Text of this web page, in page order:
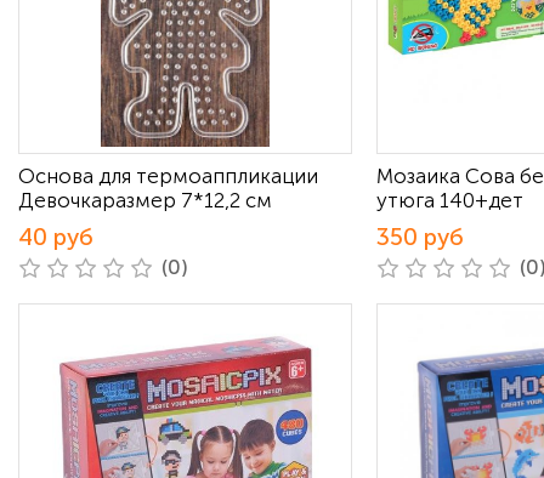
Основа для термоаппликации
Девочкаразмер 7*12,2 см
40 руб
(0)
Мозаика Сова
утюга 140+дет
350 руб